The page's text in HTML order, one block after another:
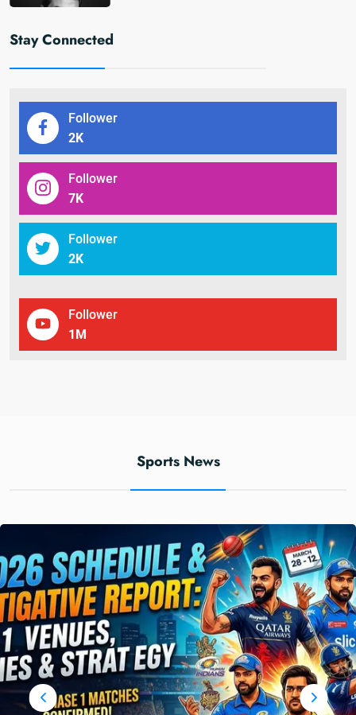
Stay Connected
Follower
2K
Follower
7K
Follower
2K
Follower
1M
Sports News